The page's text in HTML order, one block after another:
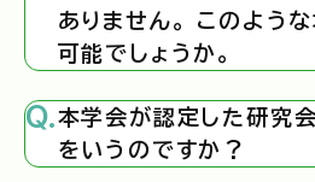
ありません。 このよう
可能でしょうか。
本学会が認定した研究
をいうのですか？